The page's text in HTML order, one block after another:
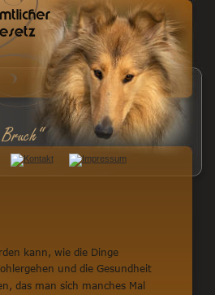
kann, wie die Dinge
und die Gesundheit
das man sich manches Mal